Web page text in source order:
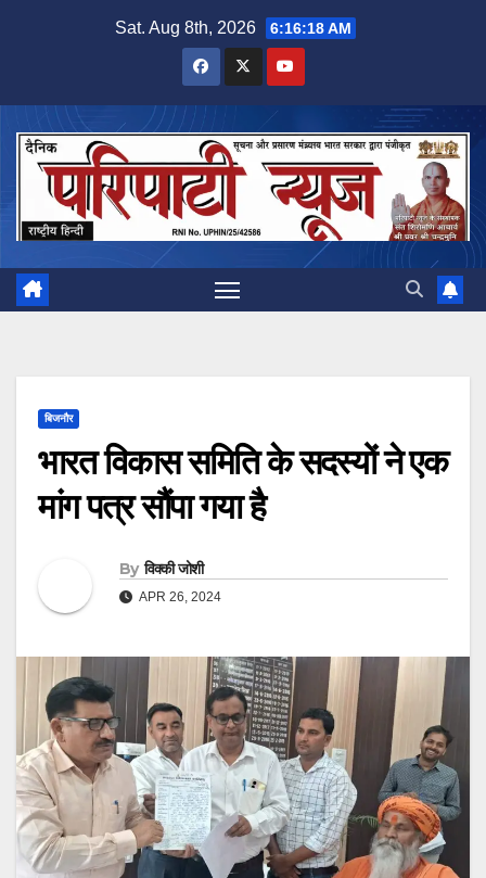
Sat. Aug 8th, 2026 6:16:19 AM
बिजनौर
भारत विकास समिति के सदस्यों ने एक
मांग पत्र सौंपा गया है
By विक्की जोशी
APR 26, 2024